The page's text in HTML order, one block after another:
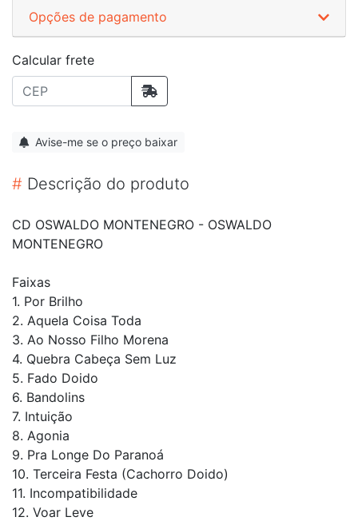
Opções de pagamento
Calcular frete
Avise-me se o preço baixar
# Descrição do produto
CD OSWALDO MONTENEGRO - OSWALDO
MONTENEGRO
Faixas
1. Por Brilho
2. Aquela Coisa Toda
3. Ao Nosso Filho Morena
4. Quebra Cabeça Sem Luz
5. Fado Doido
6. Bandolins
7. Intuição
8. Agonia
9. Pra Longe Do Paranoá
10. Terceira Festa (Cachorro Doido)
11. Incompatibilidade
12. Voar Leve